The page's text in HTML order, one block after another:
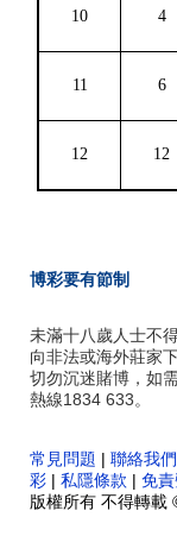
10 4
11 6
12 12
博彩要有節制
未滿十八歲人士不
向非法或海外莊家
切勿沉迷賭博，如
熱線1834 633。
常見問題 | 聯絡我們
彩 | 私隱條款 | 免責
版權所有 不得轉載